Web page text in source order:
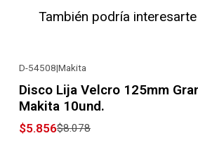
También podría
D-54508|Makita
Disco Lija Velcro 125mm
Makita 10und.
$5.856$8.078